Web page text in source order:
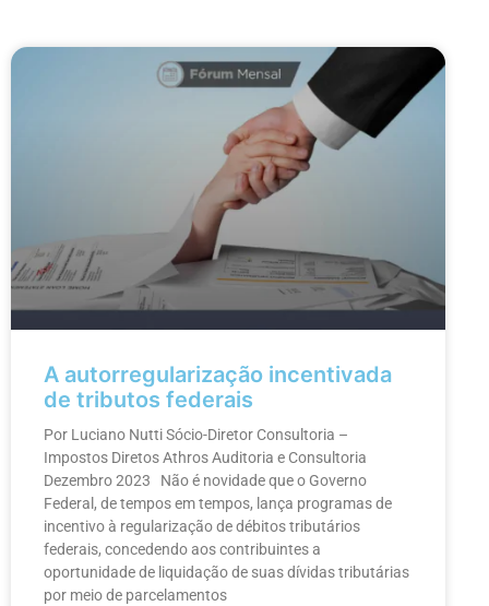
A autorregularização incentivada
de tributos federais
Por Luciano Nutti Sócio-Diretor Consultoria –
Impostos Diretos Athros Auditoria e Consultoria
Dezembro 2023 Não é novidade que o Governo
Federal, de tempos em tempos, lança programas de
incentivo à regularização de débitos tributários
federais, concedendo aos contribuintes a
oportunidade de liquidação de suas dívidas tributárias
por meio de parcelamentos